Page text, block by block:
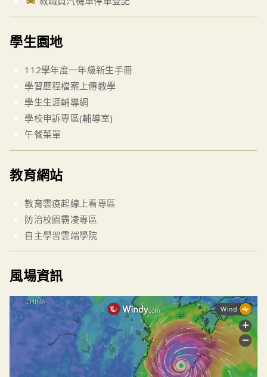
學生園地
112學年度一年級新生手冊
學習歷程檔案上傳教學
學生生涯輔導網
學校申訴專區(輔導室)
午餐菜單
教育網站
教育雲疫起線上看專區
防治校園霸凌專區
自主學習雲端學院
風場資訊